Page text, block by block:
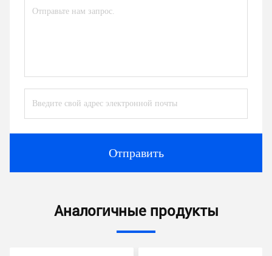
Отправить
Аналогичные продукты